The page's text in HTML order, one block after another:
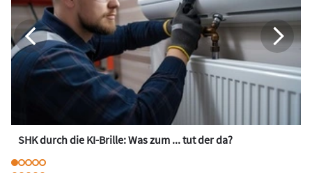
SHK durch die KI-Brille: Was zum ... tut der da?